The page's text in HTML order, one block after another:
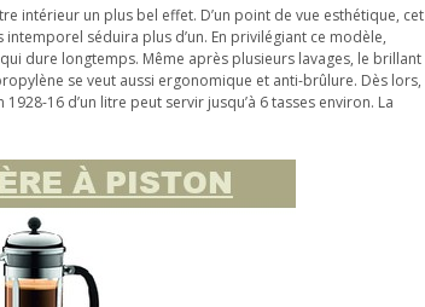
intérieur un plus bel effet. D’un point de vue esthétique, cet
séduira plus d’un. En privilégiant ce modèle,
dure longtemps. Même après plusieurs lavages, le brillant
se veut aussi ergonomique et anti-brûlure. Dès lors,
16 d’un litre peut servir jusqu’à 6 tasses environ. La